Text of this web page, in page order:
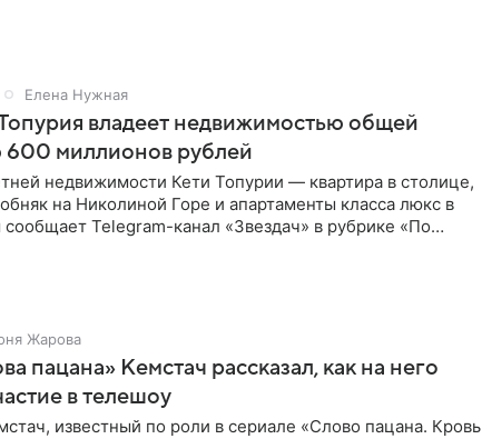
Елена Нужная
владеет недвижимостью общей
600 миллионов рублей
недвижимости Кети Топурии — квартира в столице,
на Николиной Горе и апартаменты класса люкс в
Telegram-канал «Звездач» в рубрике «По
Жарова
пацана» Кемстач рассказал, как на него
в телешоу
известный по роли в сериале «Слово пацана. Кровь